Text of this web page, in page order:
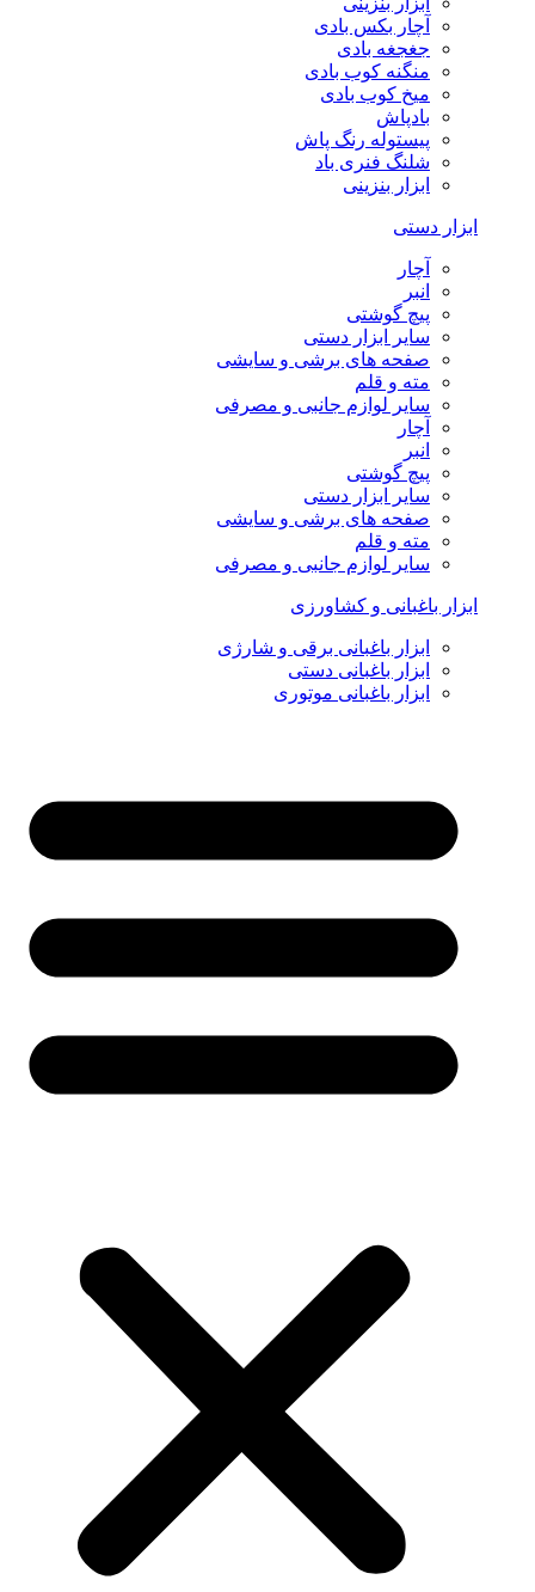
آچار بکس بادی
جغجغه بادی
منگنه کوب بادی
میخ کوب بادی
بادپاش
پیستوله رنگ پاش
شلنگ فنری باد
ابزار بنزینی
ابزار دستی
آچار
انبر
پیچ گوشتی
سایر ابزار دستی
صفحه های برشی و سایشی
مته و قلم
سایر لوازم جانبی و مصرفی
آچار
انبر
پیچ گوشتی
سایر ابزار دستی
صفحه های برشی و سایشی
مته و قلم
سایر لوازم جانبی و مصرفی
ابزار باغبانی و کشاورزی
ابزار باغبانی برقی و شارژی
ابزار باغبانی دستی
ابزار باغبانی موتوری